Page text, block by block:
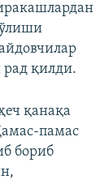
рад қилди.
қанақа
памас
бориб